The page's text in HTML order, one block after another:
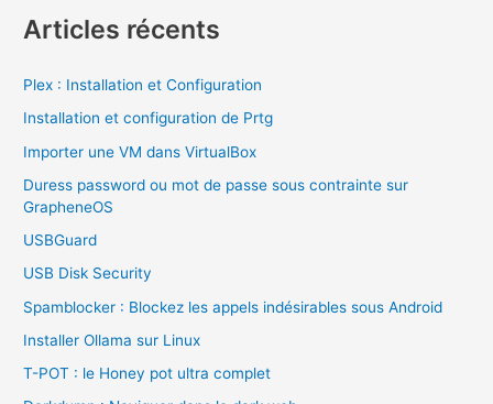
h
h
e
:
Articles récents
Plex : Installation et Configuration
Installation et configuration de Prtg
Importer une VM dans VirtualBox
Duress password ou mot de passe sous contrainte sur
GrapheneOS
USBGuard
USB Disk Security
Spamblocker : Blockez les appels indésirables sous Android
Installer Ollama sur Linux
T-POT : le Honey pot ultra complet